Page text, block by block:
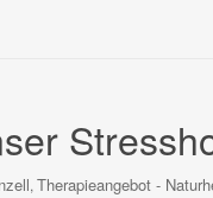
, Therapieangebot -